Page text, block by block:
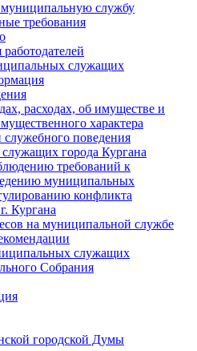
службу
требования
служащих
расходах, об имуществе и
характера
поведения
города Кургана
требований к
муниципальных
конфликта
Кургана
на муниципальной службе
служащих
Cобрания
городской Думы